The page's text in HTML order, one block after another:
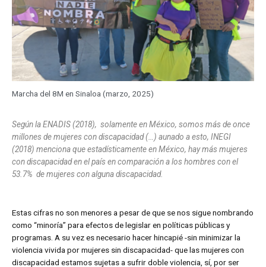
Marcha del 8M en Sinaloa (marzo, 2025)
Según la ENADIS (2018), solamente en México, somos más de once
millones de mujeres con discapacidad (…) aunado a esto, INEGI
(2018) menciona que estadísticamente en México, hay más mujeres
con discapacidad en el país en comparación a los hombres con el
53.7% de mujeres con alguna discapacidad.
Estas cifras no son menores a pesar de que se nos sigue nombrando
como “minoría” para efectos de legislar en políticas públicas y
programas. A su vez es necesario hacer hincapié -sin minimizar la
violencia vivida por mujeres sin discapacidad- que las mujeres con
discapacidad estamos sujetas a sufrir doble violencia, sí, por ser